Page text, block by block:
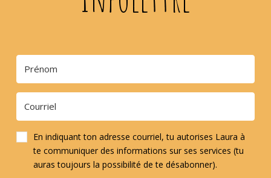
En indiquant ton adresse courriel, tu autorises Laura à
te communiquer des informations sur ses services (tu
auras toujours la possibilité de te désabonner).